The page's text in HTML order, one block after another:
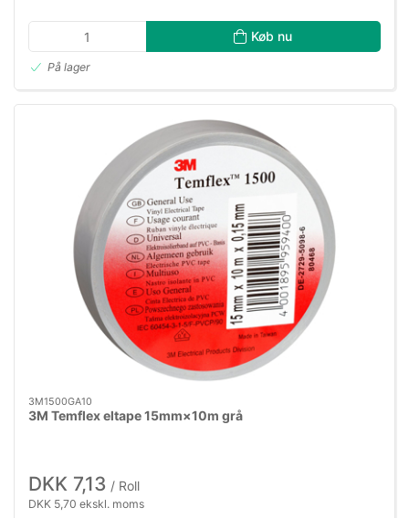
Køb nu
På lager
3M1500GA10
3M Temflex eltape 15mm×10m grå
DKK 7,13 / Roll
DKK 5,70 ekskl. moms